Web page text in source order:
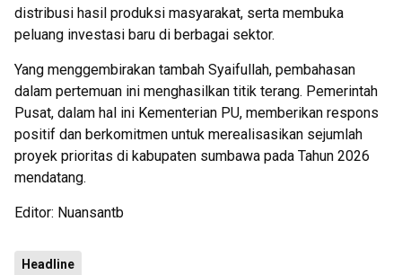
distribusi hasil produksi masyarakat, serta membuka
peluang investasi baru di berbagai sektor.
Yang menggembirakan tambah Syaifullah, pembahasan
dalam pertemuan ini menghasilkan titik terang. Pemerintah
Pusat, dalam hal ini Kementerian PU, memberikan respons
positif dan berkomitmen untuk merealisasikan sejumlah
proyek prioritas di kabupaten sumbawa pada Tahun 2026
mendatang.
Editor: Nuansantb
Headline